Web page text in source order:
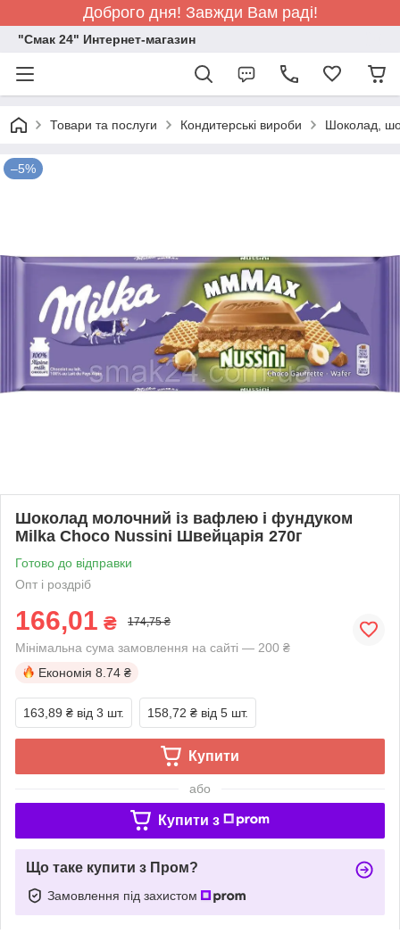
Доброго дня! Завжди Вам раді!
"Смак 24" Интернет-магазин
Товари та послуги Кондитерські вироби Шоколад,
–5%
Шоколад молочний із вафлею і фундуком
Milka Choco Nussini Швейцарія 270г
Готово до відправки
Опт і роздріб
166,01 ₴ 174,75 ₴
Мінімальна сума замовлення на сайті — 200 ₴
Економія 8.74 ₴
163,89 ₴ від 3 шт. 158,72 ₴ від 5 шт.
Купити
або
Купити з
Що таке купити з Пром?
Замовлення під захистом